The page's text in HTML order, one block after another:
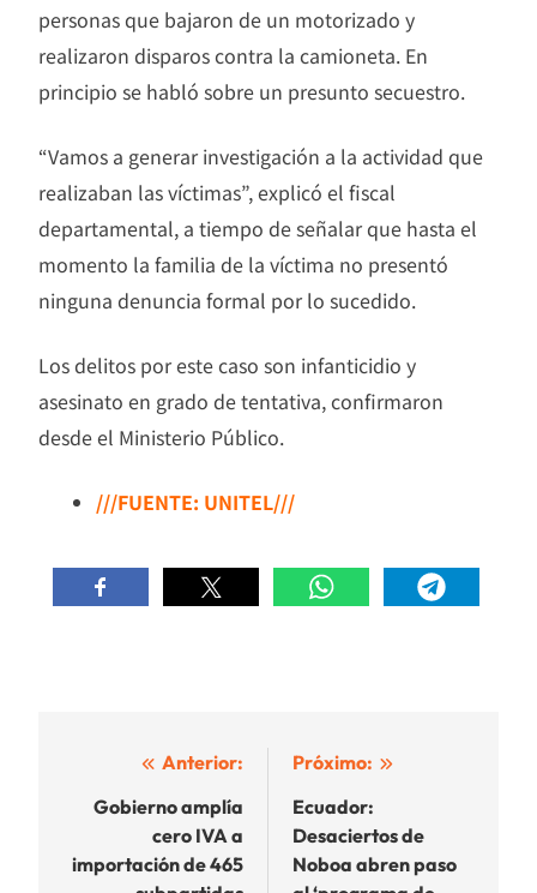
personas que bajaron de un motorizado y
realizaron disparos contra la camioneta. En
principio se habló sobre un presunto secuestro.
“Vamos a generar investigación a la actividad que
realizaban las víctimas”, explicó el fiscal
departamental, a tiempo de señalar que hasta el
momento la familia de la víctima no presentó
ninguna denuncia formal por lo sucedido.
Los delitos por este caso son infanticidio y
asesinato en grado de tentativa, confirmaron
desde el Ministerio Público.
///FUENTE: UNITEL///
Navegación
entradas
Anterior:
Gobierno amplía
cero IVA a
importación de 465
Próximo:
Ecuador:
Desaciertos de
Noboa abren paso